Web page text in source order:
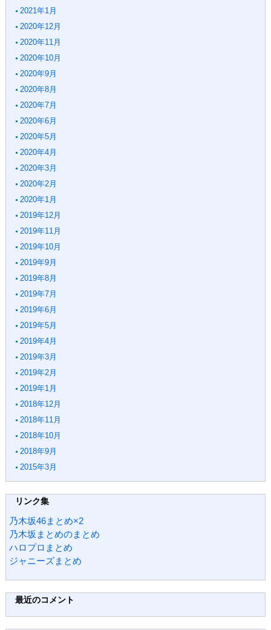
2021年1月
2020年12月
2020年11月
2020年10月
2020年9月
2020年8月
2020年7月
2020年6月
2020年5月
2020年4月
2020年3月
2020年2月
2020年1月
2019年12月
2019年11月
2019年10月
2019年9月
2019年8月
2019年7月
2019年6月
2019年5月
2019年4月
2019年3月
2019年2月
2019年1月
2018年12月
2018年11月
2018年10月
2018年9月
2015年3月
リンク集
乃木坂46まとめ×2
乃木坂まとめのまとめ
ハロプロまとめ
ジャニーズまとめ
最近のコメント